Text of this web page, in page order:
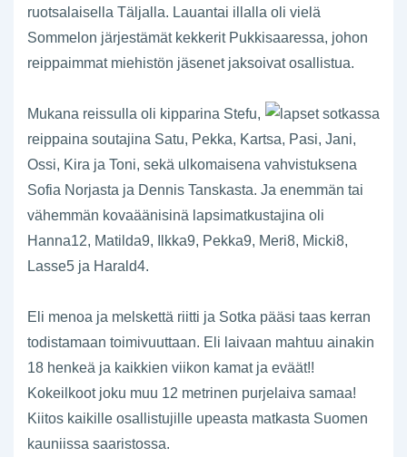
ruotsalaisella Täljalla. Lauantai illalla oli vielä
Sommelon järjestämät kekkerit Pukkisaaressa, johon
reippaimmat miehistön jäsenet jaksoivat osallistua.
Mukana reissulla oli kipparina Stefu,
reippaina soutajina Satu, Pekka, Kartsa, Pasi, Jani,
Ossi, Kira ja Toni, sekä ulkomaisena vahvistuksena
Sofia Norjasta ja Dennis Tanskasta. Ja enemmän tai
vähemmän kovaäänisinä lapsimatkustajina oli
Hanna12, Matilda9, Ilkka9, Pekka9, Meri8, Micki8,
Lasse5 ja Harald4.
Eli menoa ja melskettä riitti ja Sotka pääsi taas kerran
todistamaan toimivuuttaan. Eli laivaan mahtuu ainakin
18 henkeä ja kaikkien viikon kamat ja eväät!!
Kokeilkoot joku muu 12 metrinen purjelaiva samaa!
Kiitos kaikille osallistujille upeasta matkasta Suomen
kauniissa saaristossa.